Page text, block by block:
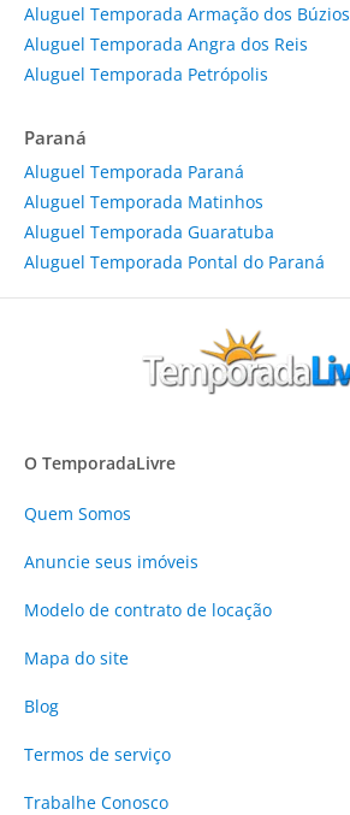
Aluguel Temporada Armação dos Búzios
Aluguel Temporada Angra dos Reis
Aluguel Temporada Petrópolis
Paraná
Aluguel Temporada Paraná
Aluguel Temporada Matinhos
Aluguel Temporada Guaratuba
Aluguel Temporada Pontal do Paraná
O TemporadaLivre
Quem Somos
Anuncie seus imóveis
Modelo de contrato de locação
Mapa do site
Blog
Termos de serviço
Trabalhe Conosco